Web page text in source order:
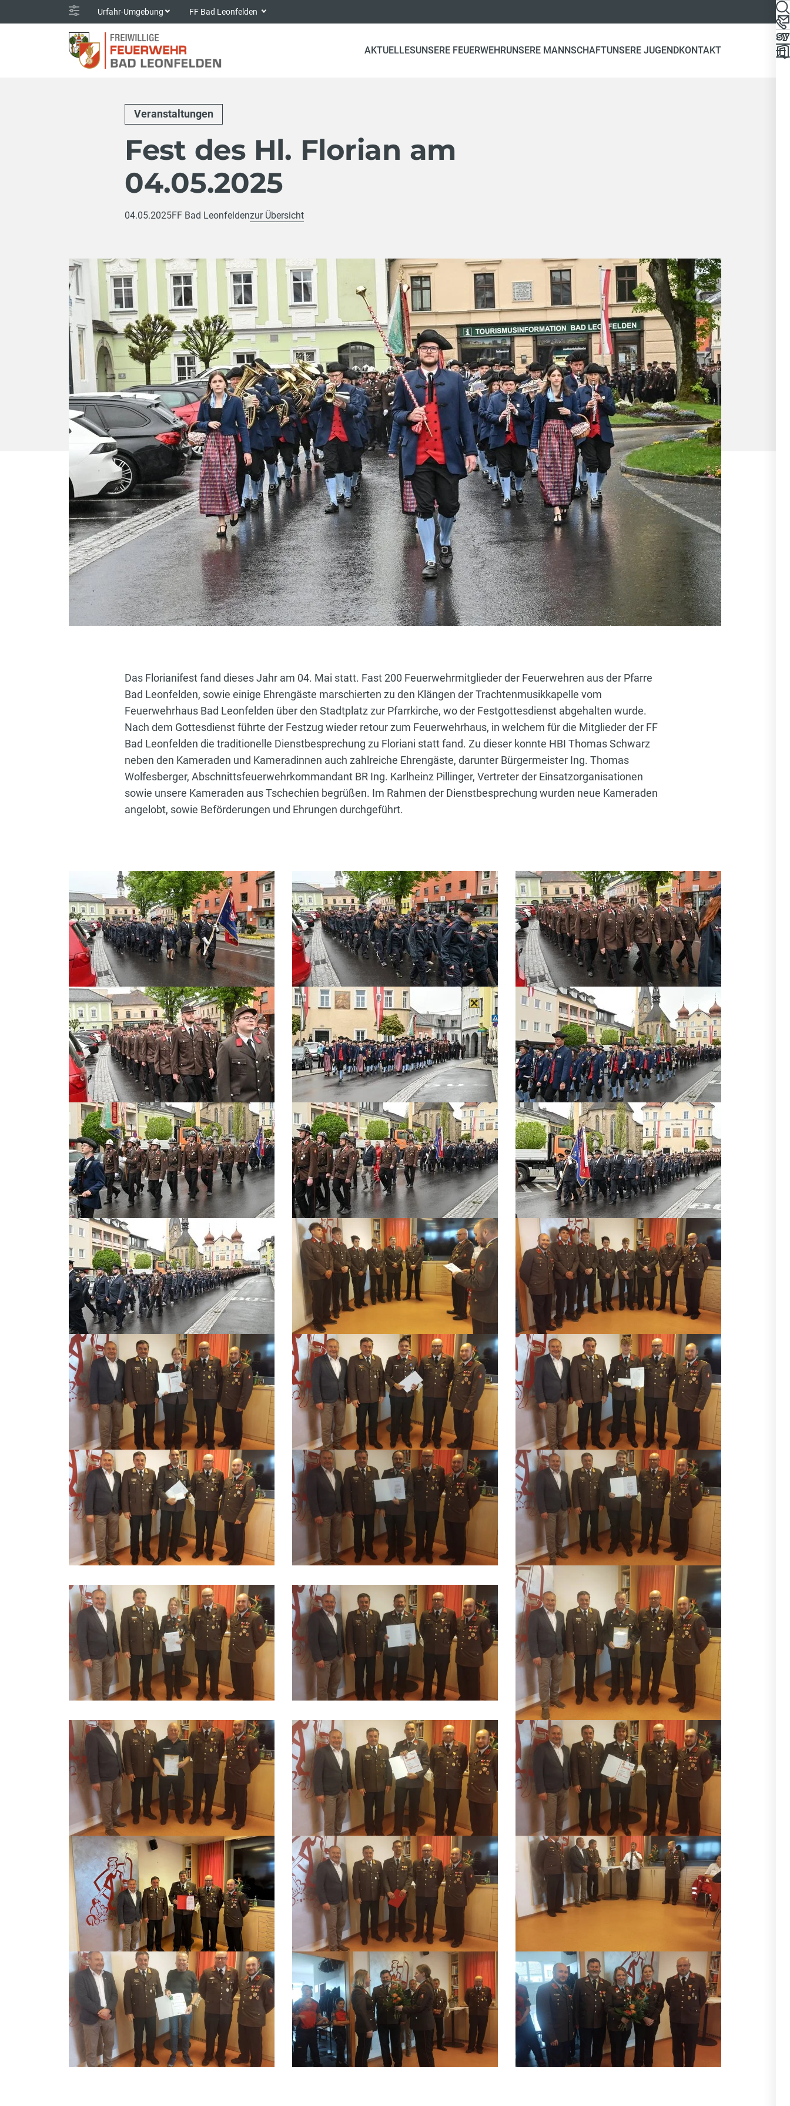
Urfahr-Umgebung FF Bad Leonfelden
AKTUELLESUNSERE FEUERWEHRUNSERE MANNSCHAFTUNSERE JUGENDKONTAKT
Veranstaltungen
Fest des Hl. Florian am
04.05.2025
04.05.2025FF Bad Leonfeldenzur Übersicht
Das Florianifest fand dieses Jahr am 04. Mai statt. Fast 200 Feuerwehrmitglieder der Feuerwehren aus der Pfarre
Bad Leonfelden, sowie einige Ehrengäste marschierten zu den Klängen der Trachtenmusikkapelle vom
Feuerwehrhaus Bad Leonfelden über den Stadtplatz zur Pfarrkirche, wo der Festgottesdienst abgehalten wurde.
Nach dem Gottesdienst führte der Festzug wieder retour zum Feuerwehrhaus, in welchem für die Mitglieder der FF
Bad Leonfelden die traditionelle Dienstbesprechung zu Floriani statt fand. Zu dieser konnte HBI Thomas Schwarz
neben den Kameraden und Kameradinnen auch zahlreiche Ehrengäste, darunter Bürgermeister Ing. Thomas
Wolfesberger, Abschnittsfeuerwehrkommandant BR Ing. Karlheinz Pillinger, Vertreter der Einsatzorganisationen
sowie unsere Kameraden aus Tschechien begrüßen. Im Rahmen der Dienstbesprechung wurden neue Kameraden
angelobt, sowie Beförderungen und Ehrungen durchgeführt.